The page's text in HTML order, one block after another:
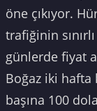
öne çıkıyor.
trafiğinin
günlerde fiyat
Boğaz iki hafta
başına 100